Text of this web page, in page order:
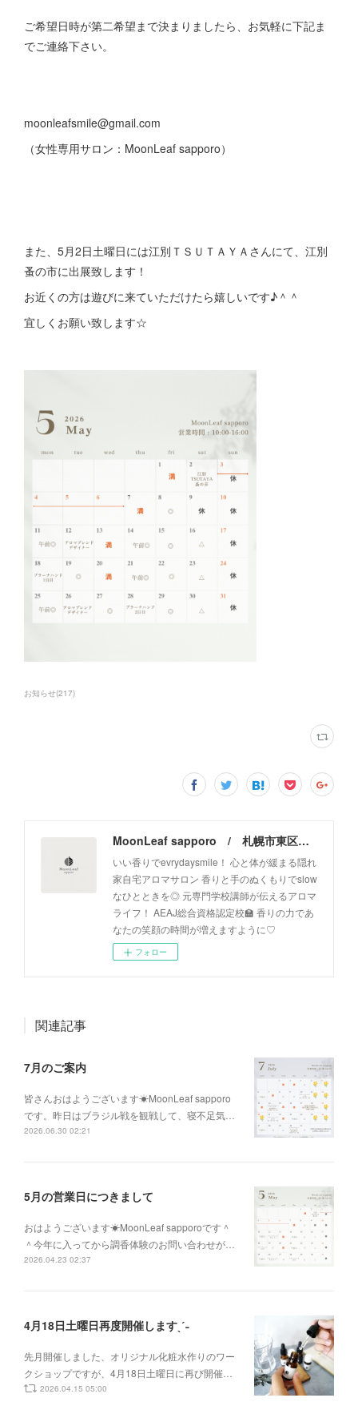
ご希望日時が第二希望まで決まりましたら、お気軽に下記ま
でご連絡下さい。
moonleafsmile@gmail.com
（女性専用サロン：MoonLeaf sapporo）
また、5月2日土曜日には江別ＴＳＵＴＡＹＡさんにて、江別
蚤の市に出展致します！
お近くの方は遊びに来ていただけたら嬉しいです♪＾＾
宜しくお願い致します☆
お知らせ(217)
MoonLeaf sapporo / 札幌市東区の100種類以上の香りが楽しめるアロマスクール＆トリートメントサロン
いい香りでevrydaysmile！ 心と体が緩まる隠れ
家自宅アロマサロン 香りと手のぬくもりでslow
なひとときを◎ 元専門学校講師が伝えるアロマ
ライフ！ AEAJ総合資格認定校🏫 香りの力であ
なたの笑顔の時間が増えますように♡
フォロー
関連記事
7月のご案内
皆さんおはようございます☀MoonLeaf sapporo
です。昨日はブラジル戦を観戦して、寝不足気…
2026.06.30 02:21
5月の営業日につきまして
おはようございます☀MoonLeaf sapporoです＾
＾今年に入ってから調香体験のお問い合わせが…
2026.04.23 02:37
4月18日土曜日再度開催しますˎˊ˗
先月開催しました、オリジナル化粧水作りのワー
クショップですが、4月18日土曜日に再び開催…
2026.04.15 05:00